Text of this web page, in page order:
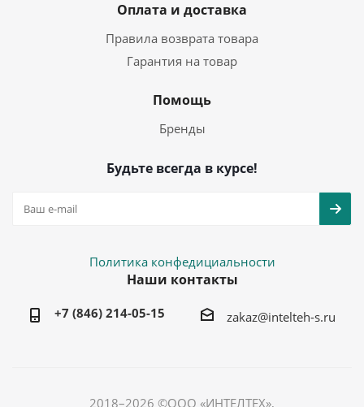
Оплата и доставка
Правила возврата товара
Гарантия на товар
Помощь
Бренды
Будьте всегда в курсе!
Политика конфедициальности
Наши контакты
+7 (846) 214-05-15 zakaz@intelteh-s.ru
2018–2026 ©ООО «ИНТЕЛТЕХ»,